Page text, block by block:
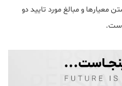
و مبالغ مورد تایید دو
است.